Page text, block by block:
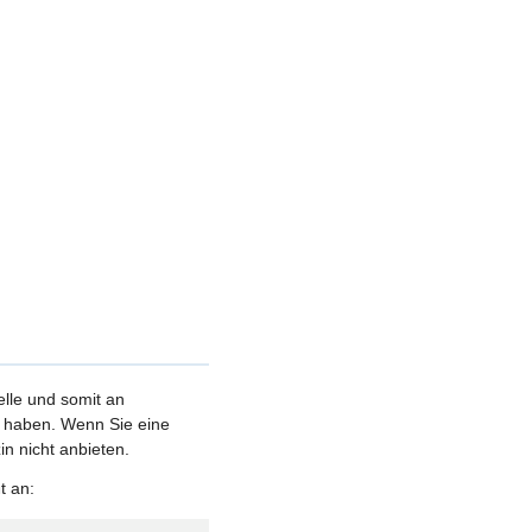
und somit an
Wenn Sie eine
nicht anbieten.
an: